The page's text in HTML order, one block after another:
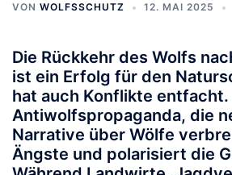
VON WOLFSSCHUTZ 12. MAI 2025
Die Rückkehr des Wolfs
ist ein Erfolg für den
hat auch Konflikte entfacht.
Antiwolfspropaganda, die
Narrative über Wölfe
Ängste und polarisiert die